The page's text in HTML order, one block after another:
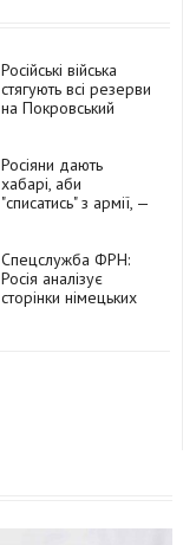
Російські війська
стягують всі резерви
на Покровський
Росіяни дають
хабарі, аби
"списатись" з армії, —
Спецслужба ФРН:
Росія аналізує
сторінки німецьких